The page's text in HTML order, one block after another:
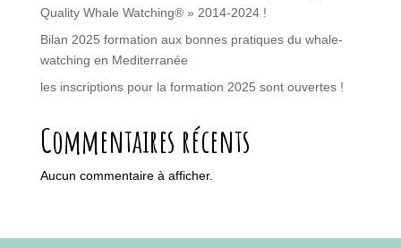
Quality Whale Watching® » 2014-2024 !
Bilan 2025 formation aux bonnes pratiques du whale-
watching en Mediterranée
les inscriptions pour la formation 2025 sont ouvertes !
Commentaires récents
Aucun commentaire à afficher.